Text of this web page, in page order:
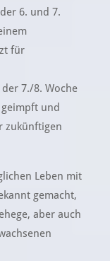
6. und 7.
für
7./8. Woche
und
zukünftigen
Leben mit
gemacht,
aber auch